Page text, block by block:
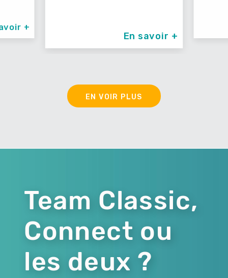
En savoir +
En savoir +
EN VOIR PLUS
Team Classic,
Connect ou
les deux ?